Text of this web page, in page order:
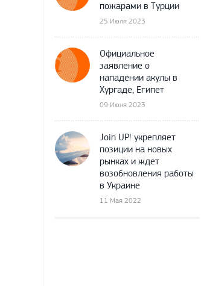
пожарами в Турции
25 Июля 2023
Официальное
заявление о
нападении акулы в
Хургаде, Египет
09 Июня 2023
Join UP! укрепляет
позиции на новых
рынках и ждет
возобновления работы
в Украине
11 Мая 2022